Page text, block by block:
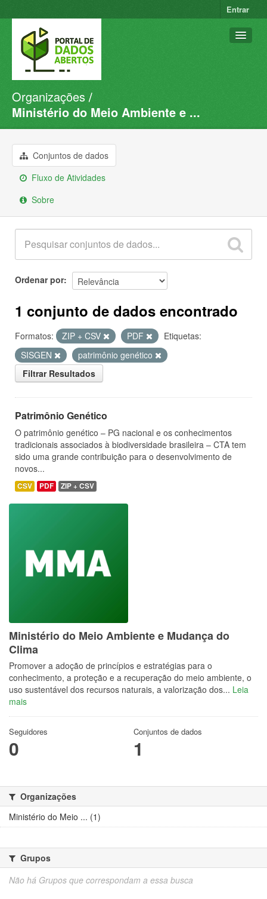
Entrar
Conjuntos de dados
Organizações
Sobre
Organizações
Ministério do Meio Ambiente e ...
Conjuntos de dados
Fluxo de Atividades
Sobre
Ordenar por
1 conjunto de dados encontrado
Formatos: ZIP + CSV PDF
Etiquetas:
SISGEN
patrimônio genético
Filtrar Resultados
Patrimônio Genético
O patrimônio genético – PG nacional e os conhecimentos
tradicionais associados à biodiversidade brasileira – CTA tem
sido uma grande contribuição para o desenvolvimento de
novos...
CSV PDF ZIP + CSV
Ministério do Meio Ambiente e Mudança do
Clima
Promover a adoção de princípios e estratégias para o
conhecimento, a proteção e a recuperação do meio ambiente, o
uso sustentável dos recursos naturais, a valorização dos... Leia
mais
Seguidores
0
Conjuntos de dados
1
Organizações
Ministério do Meio ... (1)
Grupos
Não há Grupos que correspondam a essa busca